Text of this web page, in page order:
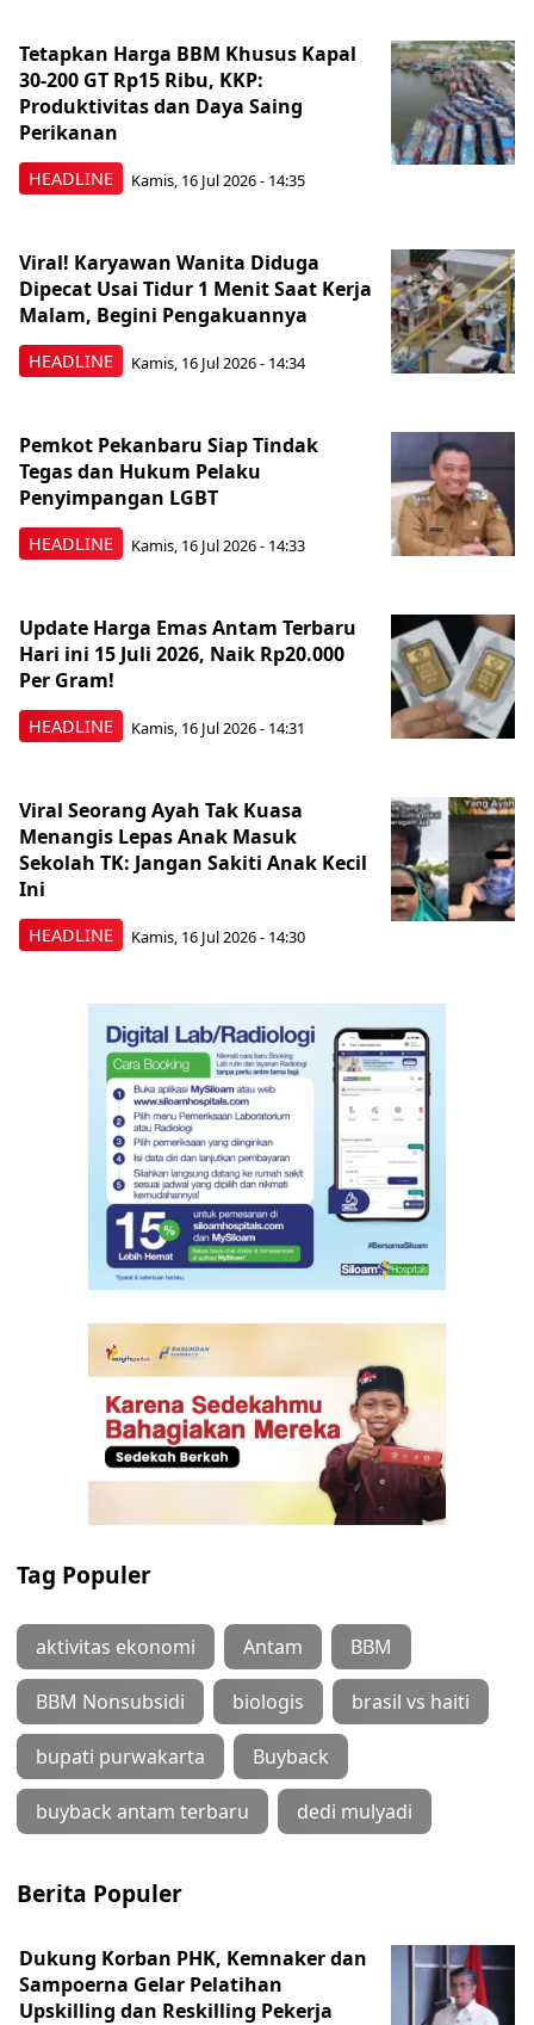
HEADLINE
Tetapkan Harga BBM Khusus Kapal
30-200 GT Rp15 Ribu, KKP:
Produktivitas dan Daya Saing
Perikanan
Kamis, 16 Jul 2026 - 14:35
HEADLINE
Viral! Karyawan Wanita Diduga
Dipecat Usai Tidur 1 Menit Saat Kerja
Malam, Begini Pengakuannya
Kamis, 16 Jul 2026 - 14:34
HEADLINE
Pemkot Pekanbaru Siap Tindak
Tegas dan Hukum Pelaku
Penyimpangan LGBT
Kamis, 16 Jul 2026 - 14:33
HEADLINE
Update Harga Emas Antam Terbaru
Hari ini 15 Juli 2026, Naik Rp20.000
Per Gram!
Kamis, 16 Jul 2026 - 14:31
HEADLINE
Viral Seorang Ayah Tak Kuasa
Menangis Lepas Anak Masuk
Sekolah TK: Jangan Sakiti Anak Kecil
Ini
Kamis, 16 Jul 2026 - 14:30
Tag Populer
aktivitas ekonomi Antam BBM
BBM Nonsubsidi biologis brasil vs haiti
bupati purwakarta Buyback
buyback antam terbaru dedi mulyadi
Berita Populer
Dukung Korban PHK, Kemnaker dan
Sampoerna Gelar Pelatihan
Upskilling dan Reskilling Pekerja